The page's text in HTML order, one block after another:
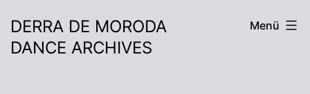
DERRA DE MORODA
DANCE ARCHIVES
Menü